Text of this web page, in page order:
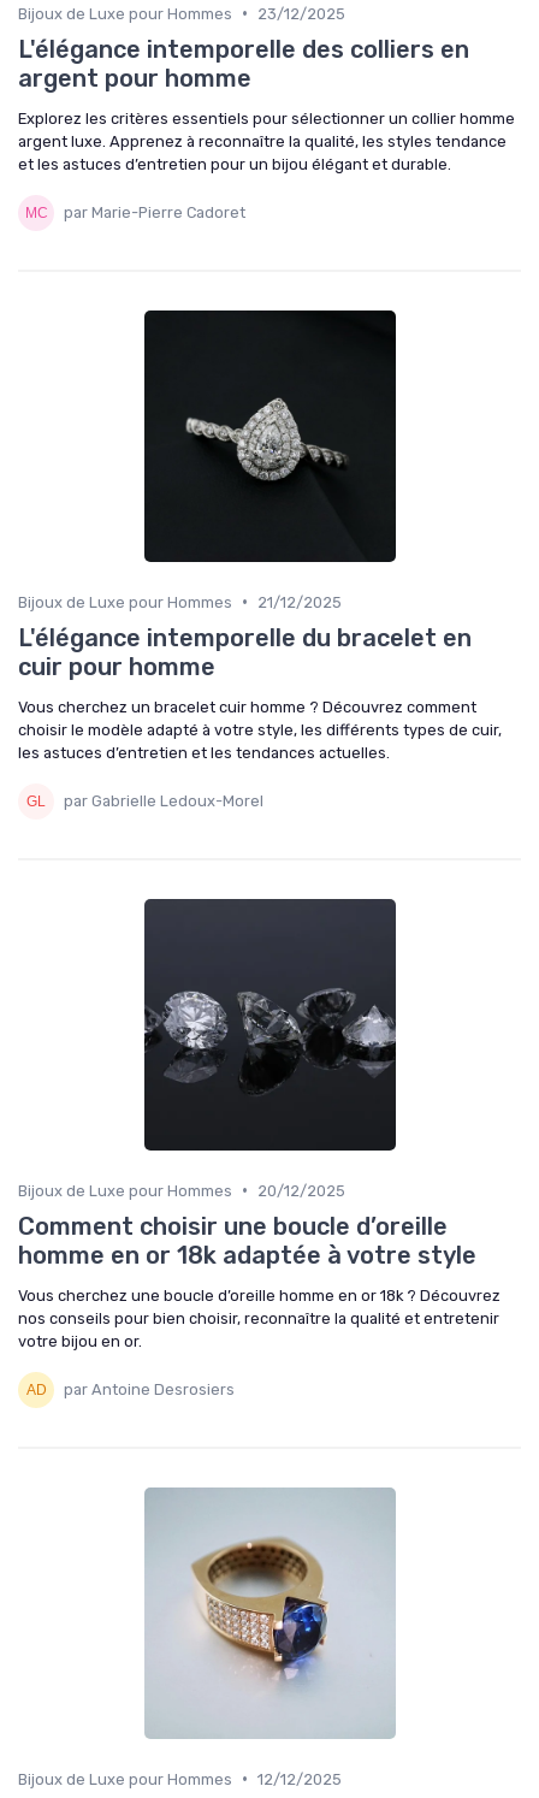
Bijoux de Luxe pour Hommes • 23/12/2025
L'élégance intemporelle des colliers en
argent pour homme
Explorez les critères essentiels pour sélectionner un collier homme
argent luxe. Apprenez à reconnaître la qualité, les styles tendance
et les astuces d’entretien pour un bijou élégant et durable.
par Marie-Pierre Cadoret
Bijoux de Luxe pour Hommes • 21/12/2025
L'élégance intemporelle du bracelet en
cuir pour homme
Vous cherchez un bracelet cuir homme ? Découvrez comment
choisir le modèle adapté à votre style, les différents types de cuir,
les astuces d’entretien et les tendances actuelles.
par Gabrielle Ledoux-Morel
Bijoux de Luxe pour Hommes • 20/12/2025
Comment choisir une boucle d’oreille
homme en or 18k adaptée à votre style
Vous cherchez une boucle d’oreille homme en or 18k ? Découvrez
nos conseils pour bien choisir, reconnaître la qualité et entretenir
votre bijou en or.
par Antoine Desrosiers
Bijoux de Luxe pour Hommes • 12/12/2025